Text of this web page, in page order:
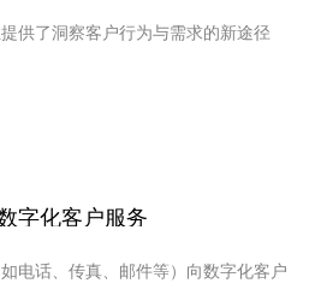
供了洞察客户行为与需求的新途径
字化客户服务
电话、传真、邮件等）向数字化客户